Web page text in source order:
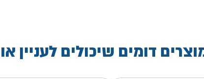
דומים שיכולים לעניין